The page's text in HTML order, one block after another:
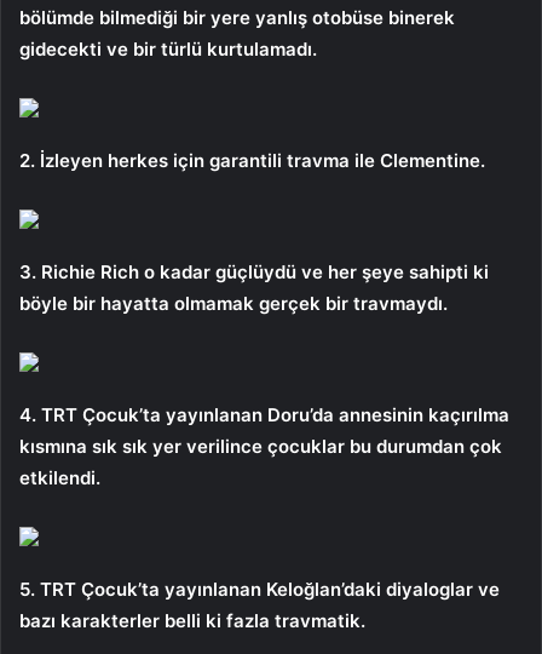
bölümde bilmediği bir yere yanlış otobüse binerek
gidecekti ve bir türlü kurtulamadı.
2. İzleyen herkes için garantili travma ile Clementine.
3. Richie Rich o kadar güçlüydü ve her şeye sahipti ki
böyle bir hayatta olmamak gerçek bir travmaydı.
4. TRT Çocuk’ta yayınlanan Doru’da annesinin kaçırılma
kısmına sık sık yer verilince çocuklar bu durumdan çok
etkilendi.
5. TRT Çocuk’ta yayınlanan Keloğlan’daki diyaloglar ve
bazı karakterler belli ki fazla travmatik.